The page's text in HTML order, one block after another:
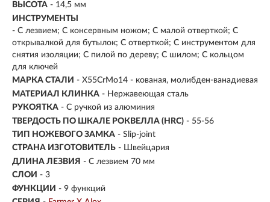
ВЫСОТА - 14,5 мм
ИНСТРУМЕНТЫ
- С лезвием; С консервным ножом; С малой отверткой; С
открывалкой для бутылок; С отверткой; С инструментом для
снятия изоляции; С пилой по дереву; С шилом; С кольцом
для ключей
МАРКА СТАЛИ - X55CrMo14 - кованая, молибден-ванадиевая
МАТЕРИАЛ КЛИНКА - Нержавеющая сталь
РУКОЯТКА - С ручкой из алюминия
ТВЕРДОСТЬ ПО ШКАЛЕ РОКВЕЛЛА (HRC) - 55-56
ТИП НОЖЕВОГО ЗАМКА - Slip-joint
СТРАНА ИЗГОТОВИТЕЛЬ - Швейцария
ДЛИНА ЛЕЗВИЯ - С лезвием 70 мм
СЛОИ - 3
ФУНКЦИИ - 9 функций